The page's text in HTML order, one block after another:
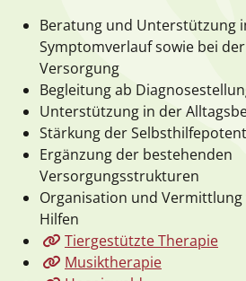
Beratung und Unterstützung
Symptomverlauf sowie bei
Versorgung
Begleitung ab
Unterstützung in der
Stärkung der
Ergänzung der bestehenden
Versorgungsstrukturen
Organisation und
Hilfen
Tiergestützte Therapie
Musiktherapie